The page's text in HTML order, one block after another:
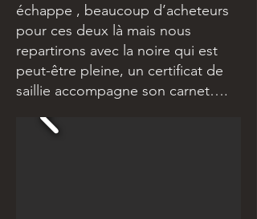
échappe , beaucoup d’acheteurs
pour ces deux là mais nous
repartirons avec la noire qui est
peut-être pleine, un certificat de
saillie accompagne son carnet….